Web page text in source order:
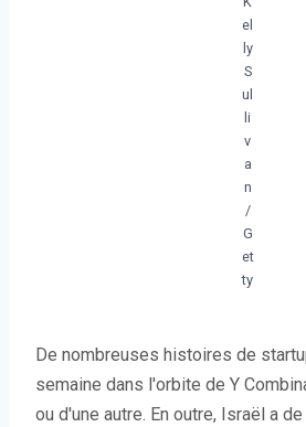
el
ly
S
ul
li
v
a
n
/
G
et
ty
De nombreuses histoires de
semaine dans l'orbite de Y
ou d'une autre. En outre, Israël a